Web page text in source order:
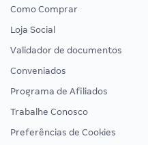
Como Comprar
Loja Social
Validador de documentos
Conveniados
Programa de Afiliados
Trabalhe Conosco
Preferências de Cookies